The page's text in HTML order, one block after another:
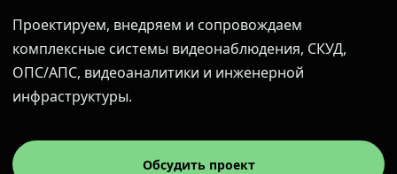
Проектируем, внедряем и сопровождаем
комплексные системы видеонаблюдения, СКУД,
ОПС/АПС, видеоаналитики и инженерной
инфраструктуры.
Обсудить проект